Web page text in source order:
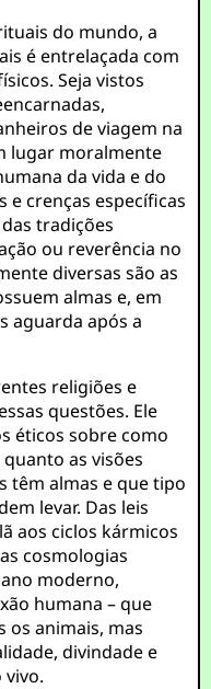
do mundo, a
é entrelaçada com
Seja vistos
de viagem na
lugar moralmente
da vida e do
e crenças específicas
tradições
ou reverência no
diversas são as
almas e, em
aguarda após a
religiões e
questões. Ele
éticos sobre como
as visões
têm almas e que tipo
levar. Das leis
aos ciclos kármicos
cosmologias
moderno,
humana – que
os animais, mas
divindade e